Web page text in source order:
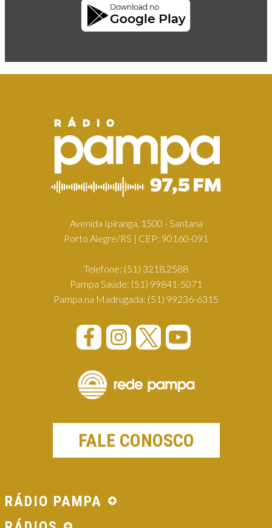
Avenida Ipiranga, 1500 - Santana
Porto Alegre/RS | CEP: 90160-091
Telefone: (51) 3218.2588
Pampa Saúde: (51) 99841-5071
Pampa na Madrugada: (51) 99236-6315
FALE CONOSCO
RÁDIO PAMPA